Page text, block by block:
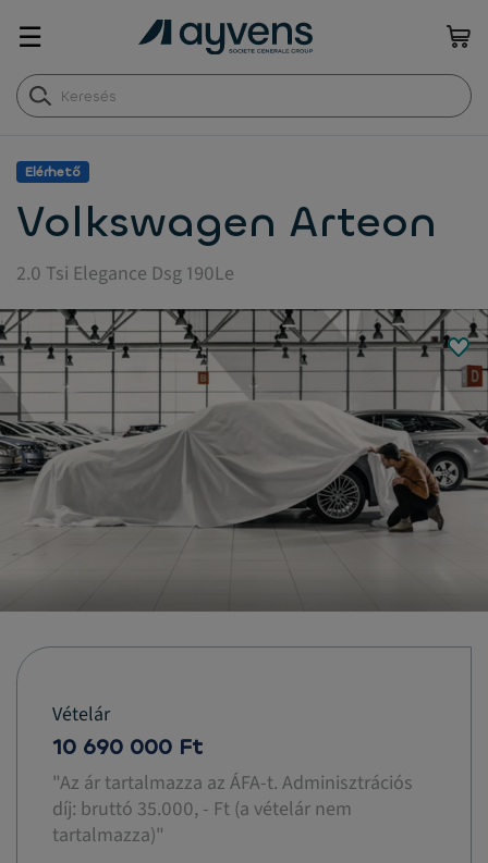
☰
Elérhető
Volkswagen Arteon
2.0 Tsi Elegance Dsg 190Le
Vételár
10 690 000 Ft
"Az ár tartalmazza az ÁFA-t. Adminisztrációs
díj: bruttó 35.000, - Ft (a vételár nem
tartalmazza)"